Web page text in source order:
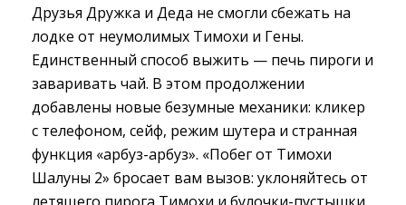
Друзья Дружка и Деда не смогли сбежать на
лодке от неумолимых Тимохи и Гены.
Единственный способ выжить — печь пироги и
заваривать чай. В этом продолжении
добавлены новые безумные механики: кликер
с телефоном, сейф, режим шутера и странная
функция «арбуз-арбуз». «Побег от Тимохи
Шалуны 2» бросает вам вызов: уклоняйтесь от